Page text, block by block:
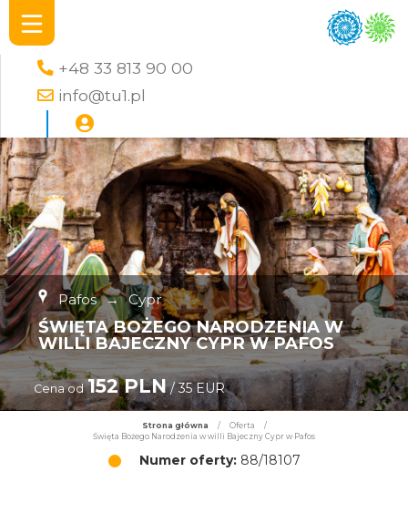
+48 33 813 90 00
info@tu1.pl
Pafos → Cypr
ŚWIĘTA BOŻEGO NARODZENIA W
WILLI BAJECZNY CYPR W PAFOS
Cena od 152 PLN/ 35 EUR
Strona główna / Oferta
/
Święta Bożego Narodzenia w willi Bajeczny Cypr w Pafos
Numer oferty:88/18107